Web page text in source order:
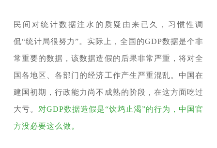
民间对统计数据注水的质疑由来已久，习惯性调
侃“统计局很努力”。实际上，全国的GDP数据是个非
常重要的数据，该数据造假的后果非常严重，将对全
国各地区、各部门的经济工作产生严重混乱。中国在
建国初期，行政能力尚不成熟的阶段，在这方面吃过
大亏。 对GDP数据造假是“饮鸩止渴”的行为，中国官
方没必要这么做。